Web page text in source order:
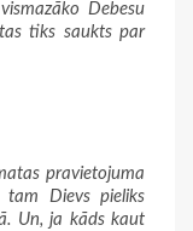
Debesu
tiks saukts par
pravietojuma
Dievs pieliks
Un, ja kāds kaut